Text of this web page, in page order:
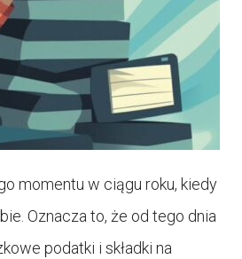
momentu w ciągu roku, kiedy
Oznacza to, że od tego dnia
podatki i składki na